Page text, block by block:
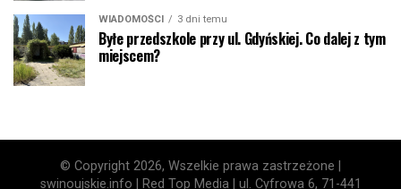
WIADOMOŚCI 3 dni temu
Byłe przedszkole przy ul. Gdyńskiej. Co dalej z tym
miejscem?
© Copyright 2026, Wszelkie prawa zastrzeżone |
swinoujskie.info | Red Top Media | ul. Cyfrowa 6, 71-441